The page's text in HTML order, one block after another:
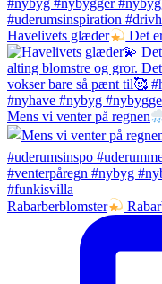
Havelivets glæder Det
Mens vi venter på regnen
Rabarberblomster